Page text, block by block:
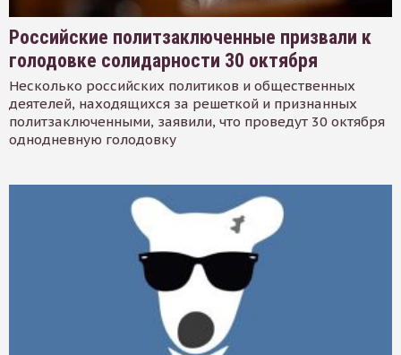
Российские политзаключенные призвали к
голодовке солидарности 30 октября
Несколько российских политиков и общественных
деятелей, находящихся за решеткой и признанных
политзаключенными, заявили, что проведут 30 октября
однодневную голодовку